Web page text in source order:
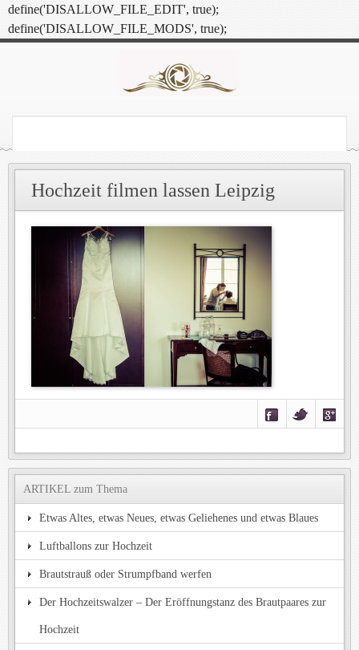
define('DISALLOW_FILE_EDIT', true);
define('DISALLOW_FILE_MODS', true);
Hochzeit filmen lassen Leipzig
ARTIKEL zum Thema
Etwas Altes, etwas Neues, etwas Geliehenes und etwas Blaues
Luftballons zur Hochzeit
Brautstrauß oder Strumpfband werfen
Der Hochzeitswalzer – Der Eröffnungstanz des Brautpaares zur
Hochzeit